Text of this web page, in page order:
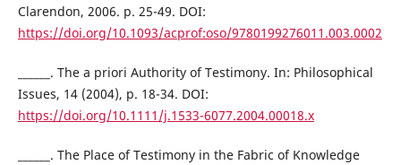
Clarendon, 2006. p. 25-49. DOI:
https://doi.org/10.1093/acprof:oso/9780199276011.003.0002
______. The a priori Authority of Testimony. In: Philosophical
Issues, 14 (2004), p. 18-34. DOI:
https://doi.org/10.1111/j.1533-6077.2004.00018.x
______. The Place of Testimony in the Fabric of Knowledge